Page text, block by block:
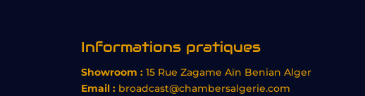
Informations pratiques
Showroom : 15 Rue Zagame Aïn Benian Alger
Email : broadcast@chambersalgerie.com